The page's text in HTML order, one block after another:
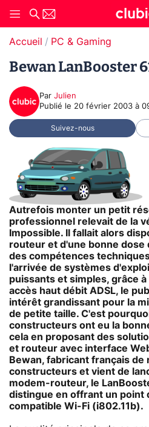
Accueil PC & Gaming
Bewan LanBooster
Par Julien
Publié le 20 février 2003 à
Suivez-nous
Autrefois monter un petit
professionnel relevait de la
Impossible. Il fallait alors
routeur et d'une bonne dose
des compétences
l'arrivée de systèmes
puissants et simples, grâce
accès haut débit ADSL, le
intérêt grandissant pour la
de petite taille. C'est
constructeurs ont eu la
cela en proposant des
et routeur avec interface
Bewan, fabricant français
constructeurs et vient de
modem-routeur, le
distingue en offrant un point
compatible Wi-Fi (i802.11b).